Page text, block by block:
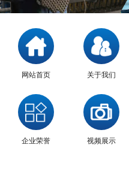
网站首页 关于我们
企业荣誉 视频展示